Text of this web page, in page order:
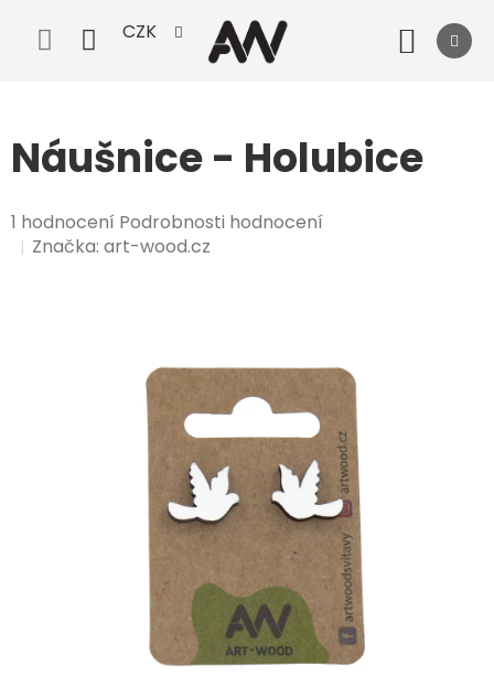
obsah
CZK
Náušnice - Holubice
Průměrné
hodnocení
1 hodnocení Podrobnosti hodnocení
Značka:art-wood.cz